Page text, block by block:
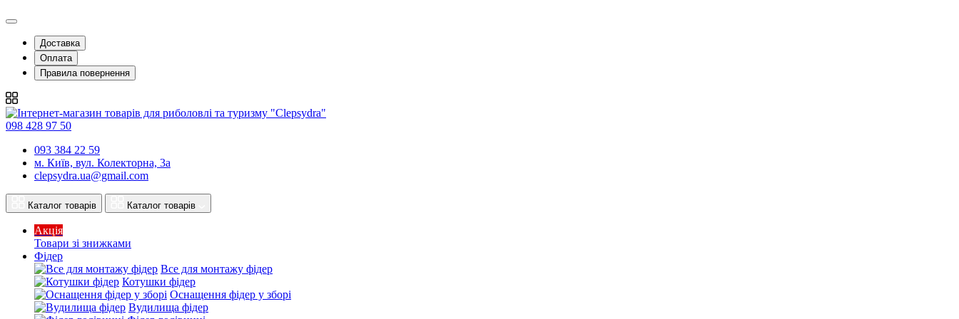
Доставка
Оплата
Правила повернення
098 428 97 50
093 384 22 59
м. Київ, вул. Колекторна, 3а
clepsydra.ua@gmail.com
Каталог товарів Каталог товарів
Акція
Товари зі знижками
Фідер
Все для монтажу фідер
Котушки фідер
Оснащення фідер у зборі
Вудилища фідер